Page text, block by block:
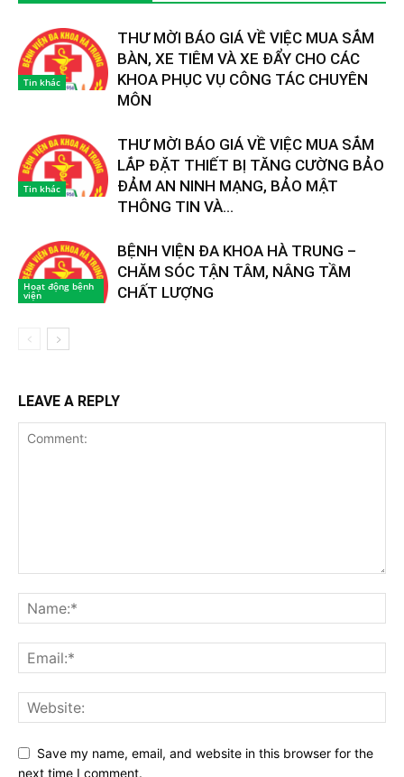
Tin khác
THƯ MỜI BÁO GIÁ VỀ VIỆC MUA SẮM
BÀN, XE TIÊM VÀ XE ĐẨY CHO CÁC
KHOA PHỤC VỤ CÔNG TÁC CHUYÊN
MÔN
Tin khác
THƯ MỜI BÁO GIÁ VỀ VIỆC MUA SẮM
LẮP ĐẶT THIẾT BỊ TĂNG CƯỜNG BẢO
ĐẢM AN NINH MẠNG, BẢO MẬT
THÔNG TIN VÀ...
Hoạt động bệnh
viện
BỆNH VIỆN ĐA KHOA HÀ TRUNG –
CHĂM SÓC TẬN TÂM, NÂNG TẦM
CHẤT LƯỢNG
LEAVE A REPLY
Save my name, email, and website in this browser for the
next time I comment.